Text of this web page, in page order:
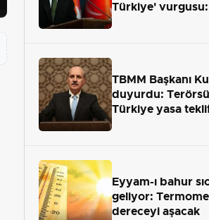
Türkiye'
TBMM Başkanı
duyurdu:
Türkiye yasa
Eyyam-ı bahur
geliyor:
dereceyi aşacak